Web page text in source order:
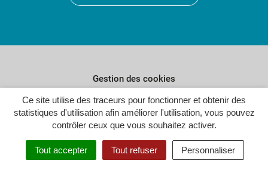
Ce site utilise des traceurs pour fonctionner et obtenir des
statistiques d'utilisation afin améliorer l'utilisation, vous pouvez
contrôler ceux que vous souhaitez activer.
Tout accepter Tout refuser Personnaliser
Gestion des cookies
Plan du site
Politique de confidentialité
Crédits